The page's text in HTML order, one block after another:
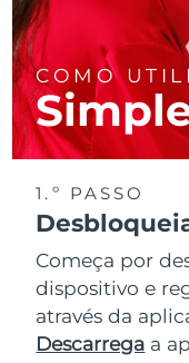
COMO
1.º PASSO
Começa por
dispositivo e
através da
Descarrega a